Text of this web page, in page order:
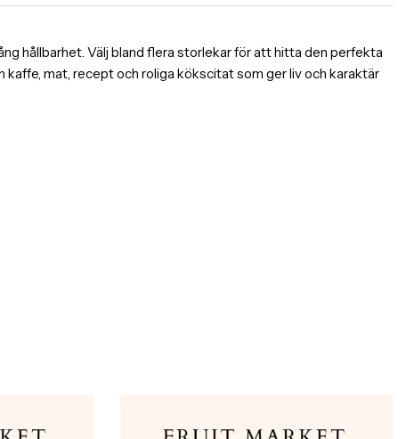
hållbarhet. Välj bland flera storlekar för att hitta den perfekta
mat, recept och roliga kökscitat som ger liv och karaktär